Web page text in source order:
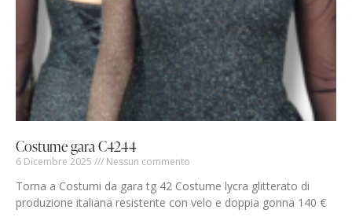
Costume gara C4244
6 Dicembre 2025 Nessun commento
Torna a Costumi da gara tg 42 Costume lycra glitterato di
produzione italiana resistente con velo e doppia gonna 140 €